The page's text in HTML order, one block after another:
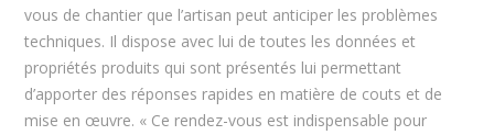
vous de chantier que l’artisan peut anticiper les problèmes
techniques. Il dispose avec lui de toutes les données et
propriétés produits qui sont présentés lui permettant
d’apporter des réponses rapides en matière de couts et de
mise en œuvre. « Ce rendez-vous est indispensable pour